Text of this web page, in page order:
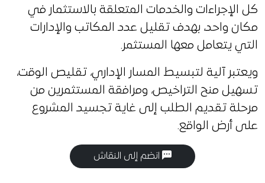
كل الإجراءات والخدمات المتعلقة بالاستثمار في
مكان واحد، بهدف تقليل عدد المكاتب والإدارات
التي يتعامل معها المستثمر.
ويعتبر آلية لتبسيط المسار الإداري، تقليص الوقت،
تسهيل منح التراخيص، ومرافقة المستثمرين من
مرحلة تقديم الطلب إلى غاية تجسيد المشروع
على أرض الواقع.
انضم إلى النقاش